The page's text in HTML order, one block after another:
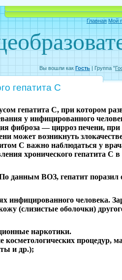
Вы вошли как Гость | Группа "
Главная Мой
Объявления Электронный дневник
гепатита С
гепатита С, при котором
у инфицированного
фиброза — цирроз печени,
может возникнуть
С важно наблюдаться у
хронического гепатита С в
данным ВОЗ, гепатит
инфицированного человека.
(слизистые оболочки)
наркотики.
косметологических процедур,
и др.);